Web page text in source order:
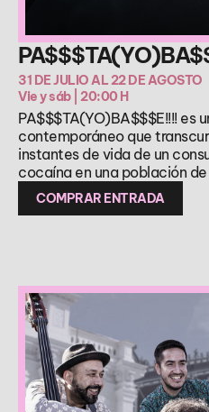
31 DE JULIO AL 22 DE AGOSTO
Vie y sáb | 20:00 H
PA$$$TA(YO)BA$$$E!!!! es
contemporáneo que
instantes de vida de un
cocaína en una población
COMPRAR ENTRADA